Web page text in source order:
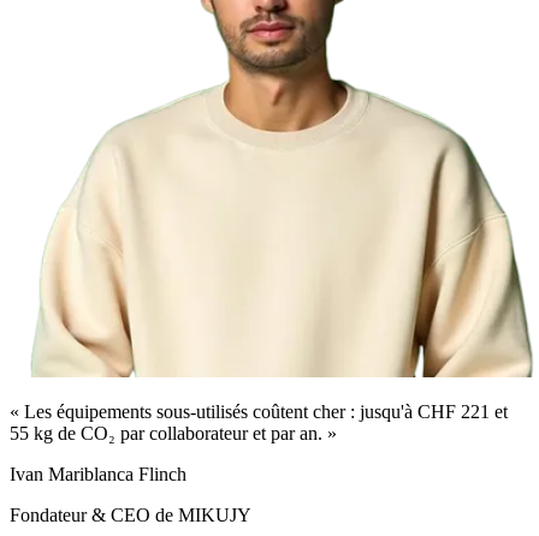
« Les équipements sous-utilisés coûtent cher : jusqu'à CHF 221 et
55 kg de CO₂ par collaborateur et par an. »
Ivan Mariblanca Flinch
Fondateur & CEO de MIKUJY